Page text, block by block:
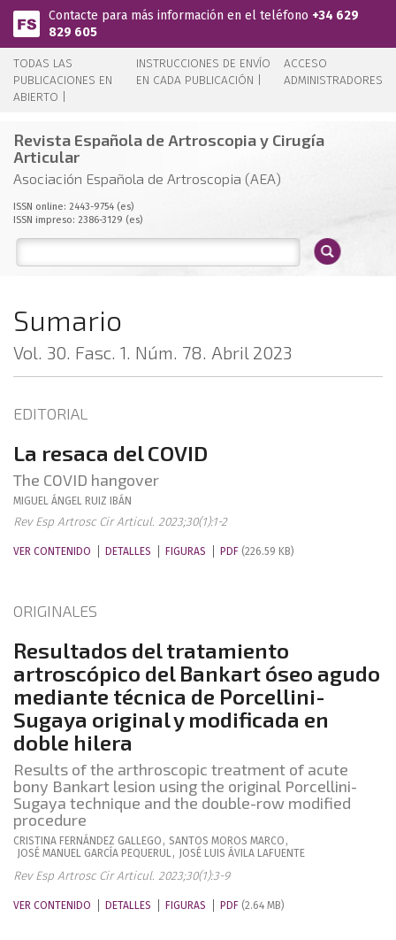
Pasar al contenido principal
Contacte para más información en el teléfono +34 629
829 605
TODAS LAS
PUBLICACIONES EN
ABIERTO |
INSTRUCCIONES DE ENVÍO
EN CADA PUBLICACIÓN |
ACCESO
ADMINISTRADORES
Revista Española de Artroscopia y Cirugía
Articular
Asociación Española de Artroscopia (AEA)
ISSN online: 2443-9754 (es)
ISSN impreso: 2386-3129 (es)
Sumario
Vol. 30. Fasc. 1. Núm. 78. Abril 2023
EDITORIAL
La resaca del COVID
The COVID hangover
MIGUEL ÁNGEL RUIZ IBÁN
Rev Esp Artrosc Cir Articul. 2023;30(1):1-2
VER CONTENIDO DETALLES FIGURAS PDF (226.59 KB)
ORIGINALES
Resultados del tratamiento
artroscópico del Bankart óseo agudo
mediante técnica de Porcellini-
Sugaya original y modificada en
doble hilera
Results of the arthroscopic treatment of acute
bony Bankart lesion using the original Porcellini-
Sugaya technique and the double-row modified
procedure
CRISTINA FERNÁNDEZ GALLEGO , SANTOS MOROS MARCO ,
JOSÉ MANUEL GARCÍA PEQUERUL, JOSÉ LUIS ÁVILA LAFUENTE
Rev Esp Artrosc Cir Articul. 2023;30(1):3-9
VER CONTENIDO DETALLES FIGURAS PDF (2.64 MB)